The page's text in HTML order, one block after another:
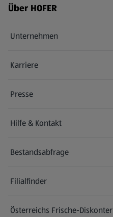
Fußzeilenmenü - weitere Links
Über HOFER
Unternehmen
Karriere
(öffnet in einem neuen Tab)
Presse
Hilfe & Kontakt
(öffnet in einem neuen Tab)
Bestandsabfrage
(öffnet in einem neuen Tab)
Filialfinder
Österreichs Frische-Diskonter